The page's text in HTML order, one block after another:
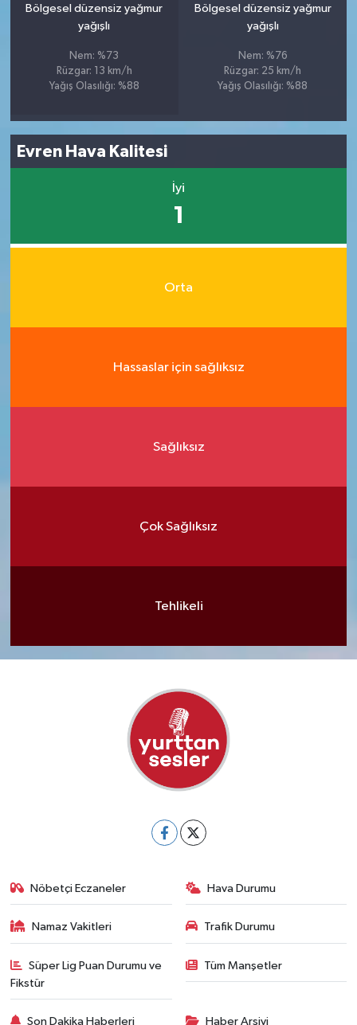
Bölgesel düzensiz yağmur
yağışlı
Nem: %73
Rüzgar: 13 km/h
Yağış Olasılığı: %88
Bölgesel düzensiz yağmur
yağışlı
Nem: %76
Rüzgar: 25 km/h
Yağış Olasılığı: %88
Evren Hava Kalitesi
İyi
1
Orta
Hassaslar için sağlıksız
Sağlıksız
Çok Sağlıksız
Tehlikeli
Nöbetçi Eczaneler Hava Durumu
Namaz Vakitleri Trafik Durumu
Süper Lig Puan Durumu ve
Fikstür
Tüm Manşetler
Son Dakika Haberleri Haber Arşivi